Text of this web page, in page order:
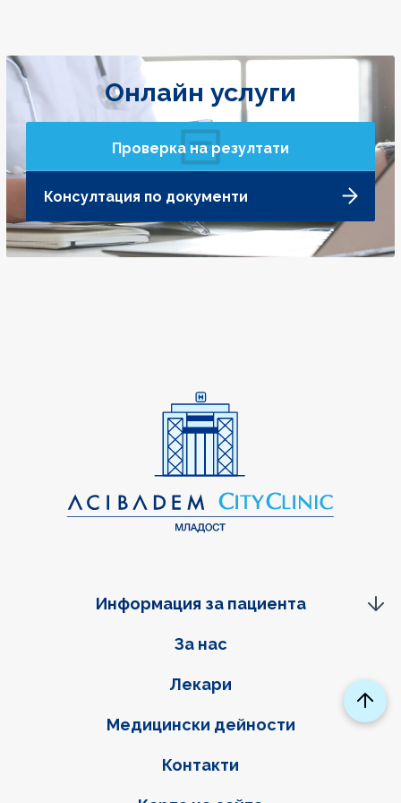
Онлайн услуги
Проверка на резултати
Консултация по документи
Фуутер навигация
За нас
Лекари
Медицински дейности
Контакти
Информация за пациента